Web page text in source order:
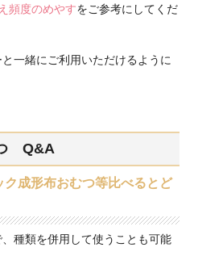
頻度のめやすをご参考にしてくだ
一緒にご利用いただけるように
Q&A
成形布おむつ等比べるとど
種類を併用して使うことも可能